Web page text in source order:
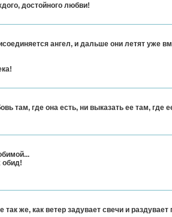
достойного любви!
ангел, и дальше они летят уже
там, где она есть, ни выказать ее там, где
обид!
же, как ветер задувает свечи и